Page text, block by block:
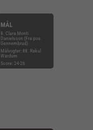
MÅL
8. Clara Monti
Danielsson (Fra pos.
Gennembrud)
Målvogter: 88. Rakul
Wardum
Score: 24-26